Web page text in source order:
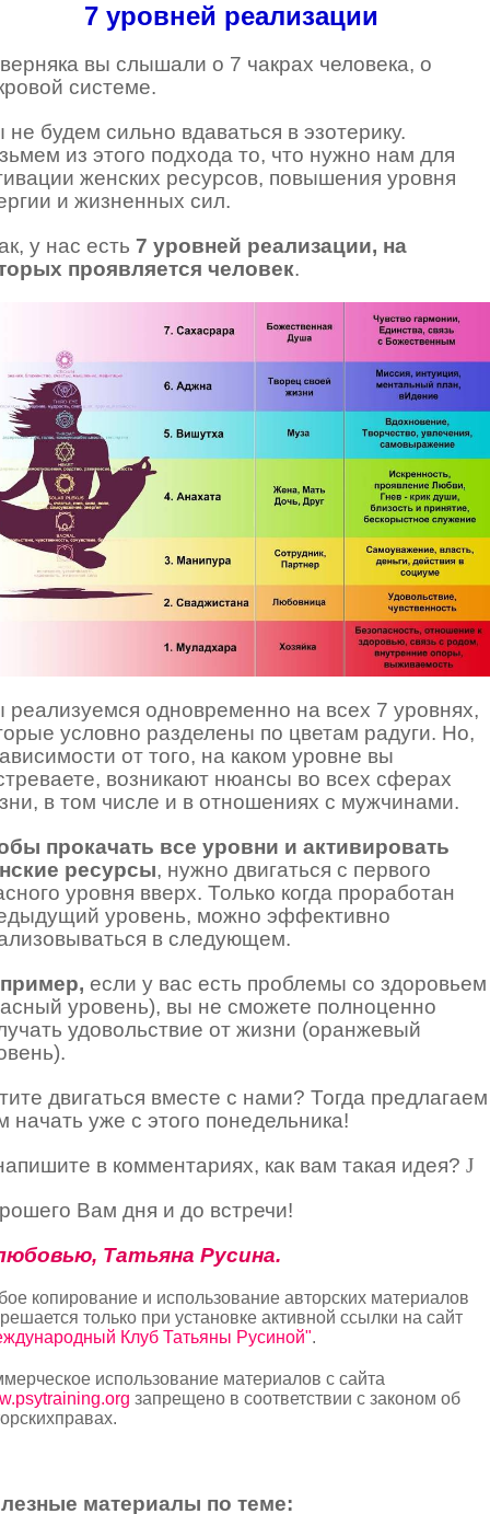
7 уровней реализации
вы слышали о 7 чакрах человека, о
системе.
будем сильно вдаваться в эзотерику.
из этого подхода то, что нужно нам для
женских ресурсов, повышения уровня
и жизненных сил.
у нас есть 7 уровней реализации, на
проявляется человек.
одновременно на всех 7 уровнях,
условно разделены по цветам радуги. Но,
от того, на каком уровне вы
возникают нюансы во всех сферах
в том числе и в отношениях с мужчинами.
прокачать все уровни и активировать
ресурсы, нужно двигаться с первого
уровня вверх. Только когда проработан
уровень, можно эффективно
в следующем.
если у вас есть проблемы со здоровьем
уровень), вы не сможете полноценно
удовольствие от жизни (оранжевый
двигаться вместе с нами? Тогда предлагаем
начать уже с этого понедельника!
в комментариях, как вам такая идея? J
Вам дня и до встречи!
Татьяна Русина.
копирование и использование авторских материалов
только при установке активной ссылки на сайт
Клуб Татьяны Русиной".
использование материалов с сайта
запрещено в соответствии с законом об
материалы по теме: